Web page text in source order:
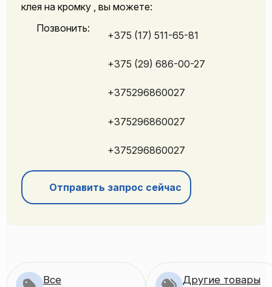
клея на кромку , вы можете:
Позвонить:
+375 (17) 511-65-81
+375 (29) 686-00-27
+375296860027
+375296860027
+375296860027
Отправить запрос сейчас
Все
Другие товары